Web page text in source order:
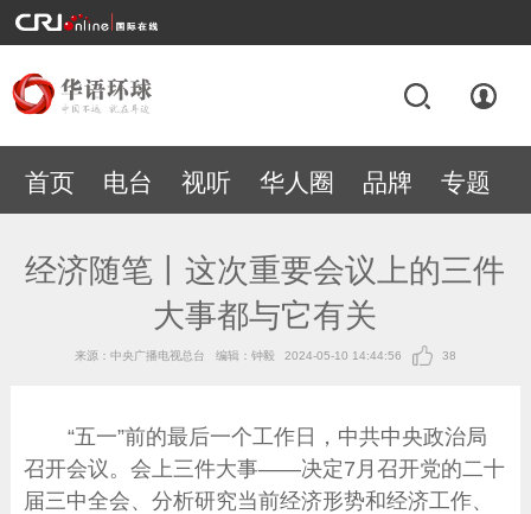
首页 电台 视听 华人圈 品牌 专题
经济随笔丨这次重要会议上的三件
大事都与它有关
来源：中央广播电视总台 编辑：钟毅 2024-05-10 14:44:56 38
“五一”前的最后一个工作日，中共中央政治局
召开会议。会上三件大事——决定7月召开党的二十
届三中全会、分析研究当前经济形势和经济工作、